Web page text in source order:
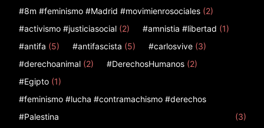
#8m #feminismo #Madrid #movimienrosociales (2)
#activismo #justiciasocial (2) #amnistia #libertad (1)
#antifa (5) #antifascista (5) #carlosvive (3)
#derechoanimal (2) #DerechosHumanos (2)
#Egipto (1)
#feminismo #lucha #contramachismo #derechos
#Palestina
(3)